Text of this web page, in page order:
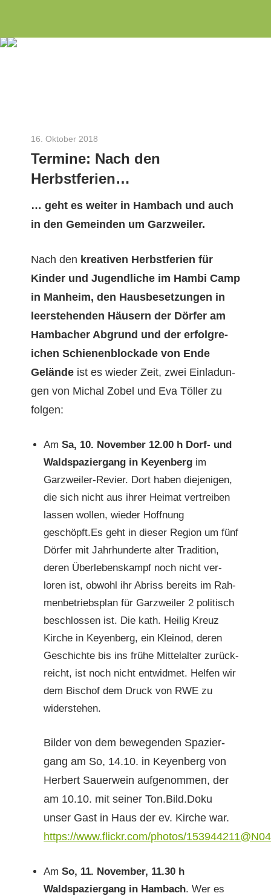
springen
als
Aachener
Bürgerinitiative
Energie-
und
16. Oktober 2018
Termine: Nach den
Herbstferien…
… geht es weit­er in Ham­bach und auch
in den Gemein­den um Garzweiler.
Nach den kreativ­en Herb­st­fe­rien für
Kinder und Jugendliche im Ham­bi Camp
in Man­heim, den Haus­be­set­zun­gen in
leer­ste­hen­den Häusern der Dör­fer am
Ham­bach­er Abgrund und der erfol­gre­
ichen Schienen­block­ade von Ende
Gelände ist es wieder Zeit, zwei Ein­ladun­
gen von Michal Zobel und Eva Töller zu
folgen:
AmSa, 10. Novem­ber 12.00 h Dorf- und
Waldspazier­gang in Keyen­berg im
Garzweil­er-Revi­er. Dort haben diejeni­gen,
die sich nicht aus ihrer Heimat vertreiben
lassen wollen, wieder Hoff­nung
geschöpft.Es geht in dieser Region um fünf
Dör­fer mit Jahrhun­derte alter Tra­di­tion,
deren Über­leben­skampf noch nicht ver­
loren ist, obwohl ihr Abriss bere­its im Rah­
men­be­trieb­s­plan für Garzweil­er 2 poli­tisch
beschlossen ist. Die kath. Heilig Kreuz
Kirche in Keyen­berg, ein Klein­od, deren
Geschichte bis ins frühe Mit­te­lal­ter zurück­
re­icht, ist noch nicht entwid­met. Helfen wir
dem Bischof dem Druck von RWE zu
wider­ste­hen.
Bilder von dem bewe­gen­den Spazier­
gang am So, 14.10. in Keyen­berg von
Her­bert Sauer­wein aufgenom­men, der
am 10.10. mit sein­er Ton.Bild.Doku
unser Gast in Haus der ev. Kirche war.
https://www.flickr.com/photos/
AmSo, 11. Novem­ber, 11.30 h
Waldspazier­gang in Ham­bach. Wer es